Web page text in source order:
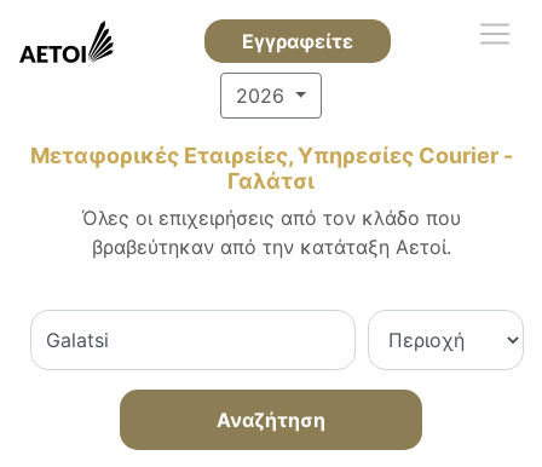
Εγγραφείτε
2026
Μεταφορικές Εταιρείες, Υπηρεσίες Courier -
Γαλάτσι
Όλες οι επιχειρήσεις από τον κλάδο που
βραβεύτηκαν από την κατάταξη Αετοί.
Αναζήτηση